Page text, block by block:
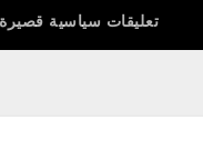
تعليقات سياسية قصيرة